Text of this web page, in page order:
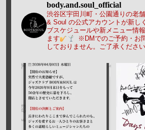
body.and.soul_official
渋谷区宇田川町・公園通りの老
& Soul の公式アカウントが新し
ブスケジュールや新メニュー情
ます
※DMでのご予約・お
しておりません。ご了承ください